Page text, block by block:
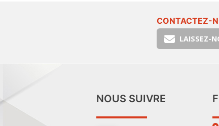
CONTACTEZ-
LAISSEZ-
NOUS SUIVRE